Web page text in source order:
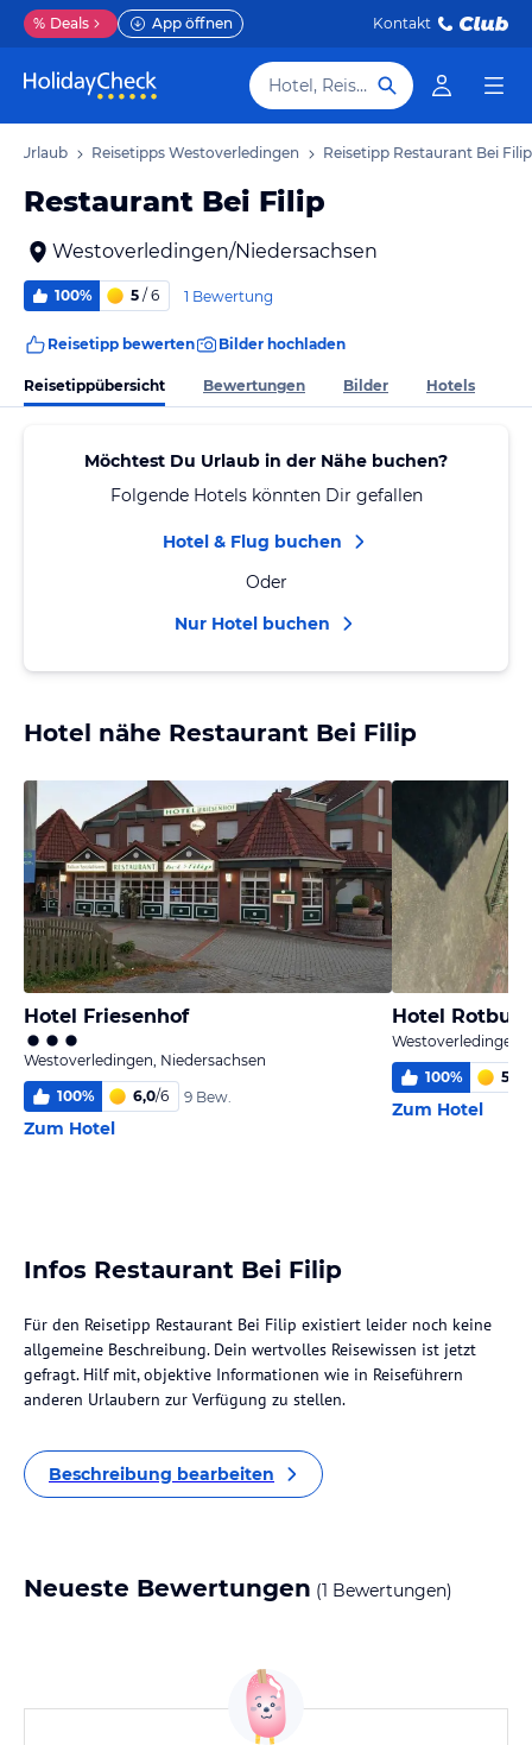
% Deals App öffnen Kontakt
Hotel, Reiseziel
Urlaub Reisetipps Westoverledingen Reisetipp Restaurant Bei Filip
Restaurant Bei Filip
Westoverledingen/Niedersachsen
100% 5 / 6 1 Bewertung
Reisetipp bewerten Bilder hochladen
Reisetippübersicht Bewertungen Bilder Hotels
Möchtest Du Urlaub in der Nähe buchen?
Folgende Hotels könnten Dir gefallen
Hotel & Flug buchen
Oder
Nur Hotel buchen
Hotel nähe Restaurant Bei Filip
Hotel Friesenhof
Westoverledingen, Niedersachsen
100% 6,0/6 9 Bew.
Zum Hotel
Hotel
Westoverledingen,
100% 5,1
Zum Hotel
Infos Restaurant Bei Filip
Für den Reisetipp Restaurant Bei Filip existiert leider noch keine
allgemeine Beschreibung. Dein wertvolles Reisewissen ist jetzt
gefragt. Hilf mit, objektive Informationen wie in Reiseführern
anderen Urlaubern zur Verfügung zu stellen.
Beschreibung bearbeiten
Neueste Bewertungen (1 Bewertungen)